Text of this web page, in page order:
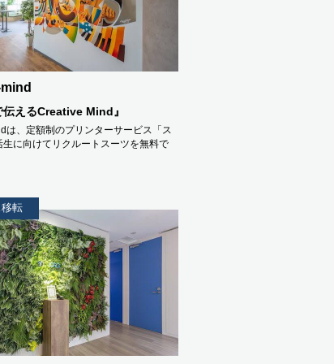
伝えるCreative Mind』
は、定額制のプリンターサービス「ス
生に向けてリクルートスーツを無料で
転